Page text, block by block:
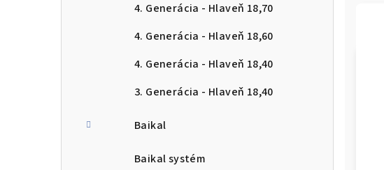
4. Generácia - Hlaveň 18,70
4. Generácia - Hlaveň 18,60
4. Generácia - Hlaveň 18,40
3. Generácia - Hlaveň 18,40
Baikal
Baikal systém